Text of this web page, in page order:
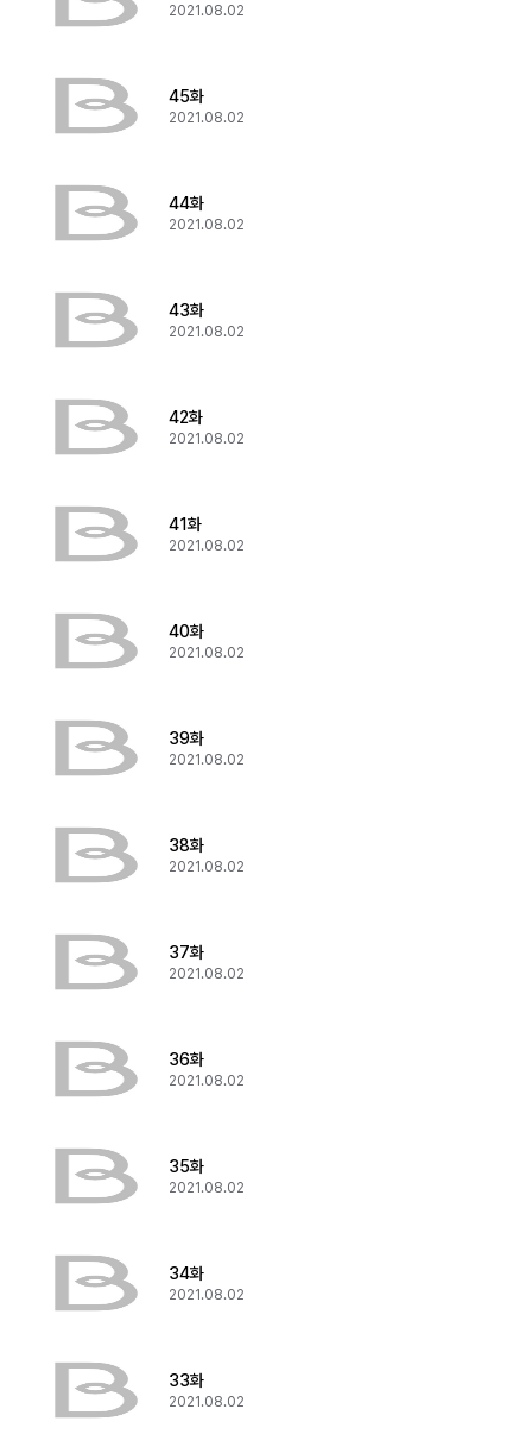
2021.08.02
45화
2021.08.02
44화
2021.08.02
43화
2021.08.02
42화
2021.08.02
41화
2021.08.02
40화
2021.08.02
39화
2021.08.02
38화
2021.08.02
37화
2021.08.02
36화
2021.08.02
35화
2021.08.02
34화
2021.08.02
33화
2021.08.02